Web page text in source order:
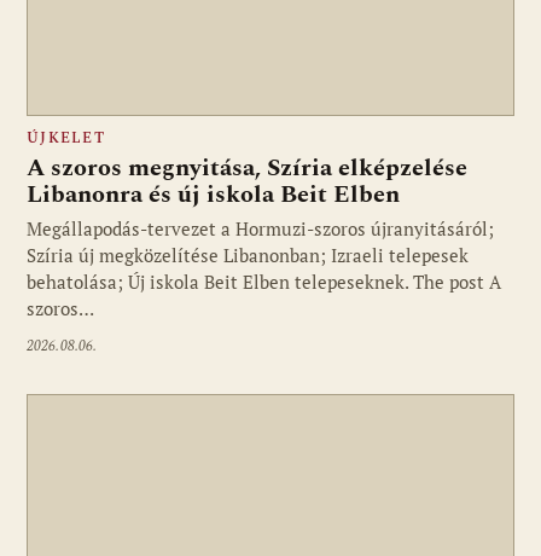
ÚJKELET
A szoros megnyitása, Szíria elképzelése
Libanonra és új iskola Beit Elben
Megállapodás-tervezet a Hormuzi-szoros újranyitásáról;
Szíria új megközelítése Libanonban; Izraeli telepesek
behatolása; Új iskola Beit Elben telepeseknek. The post A
szoros…
2026.08.06.